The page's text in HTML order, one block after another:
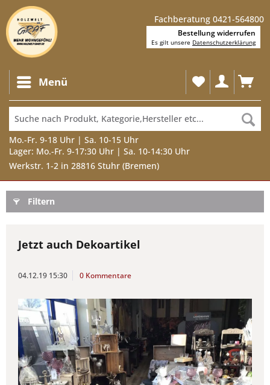
Fachberatung 0421-564800
Menü
Mo.-Fr. 9-18 Uhr | Sa. 10-15 Uhr
Lager: Mo.-Fr. 9-17:30 Uhr | Sa. 10-14:30 Uhr
Werkstr. 1-2 in 28816 Stuhr (Bremen)
Filtern
Jetzt auch Dekoartikel
04.12.19 15:30 0 Kommentare
Bestellung widerrufen
Es gilt unsere Datenschutzerklärung